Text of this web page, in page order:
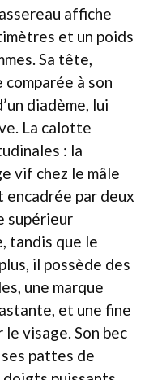
affiche
et un poids
Sa tête,
à son
diadème, lui
La calotte
: la
vif chez le mâle
encadrée par deux
supérieur
tandis que le
il possède des
une marque
et une fine
visage. Son bec
pattes de